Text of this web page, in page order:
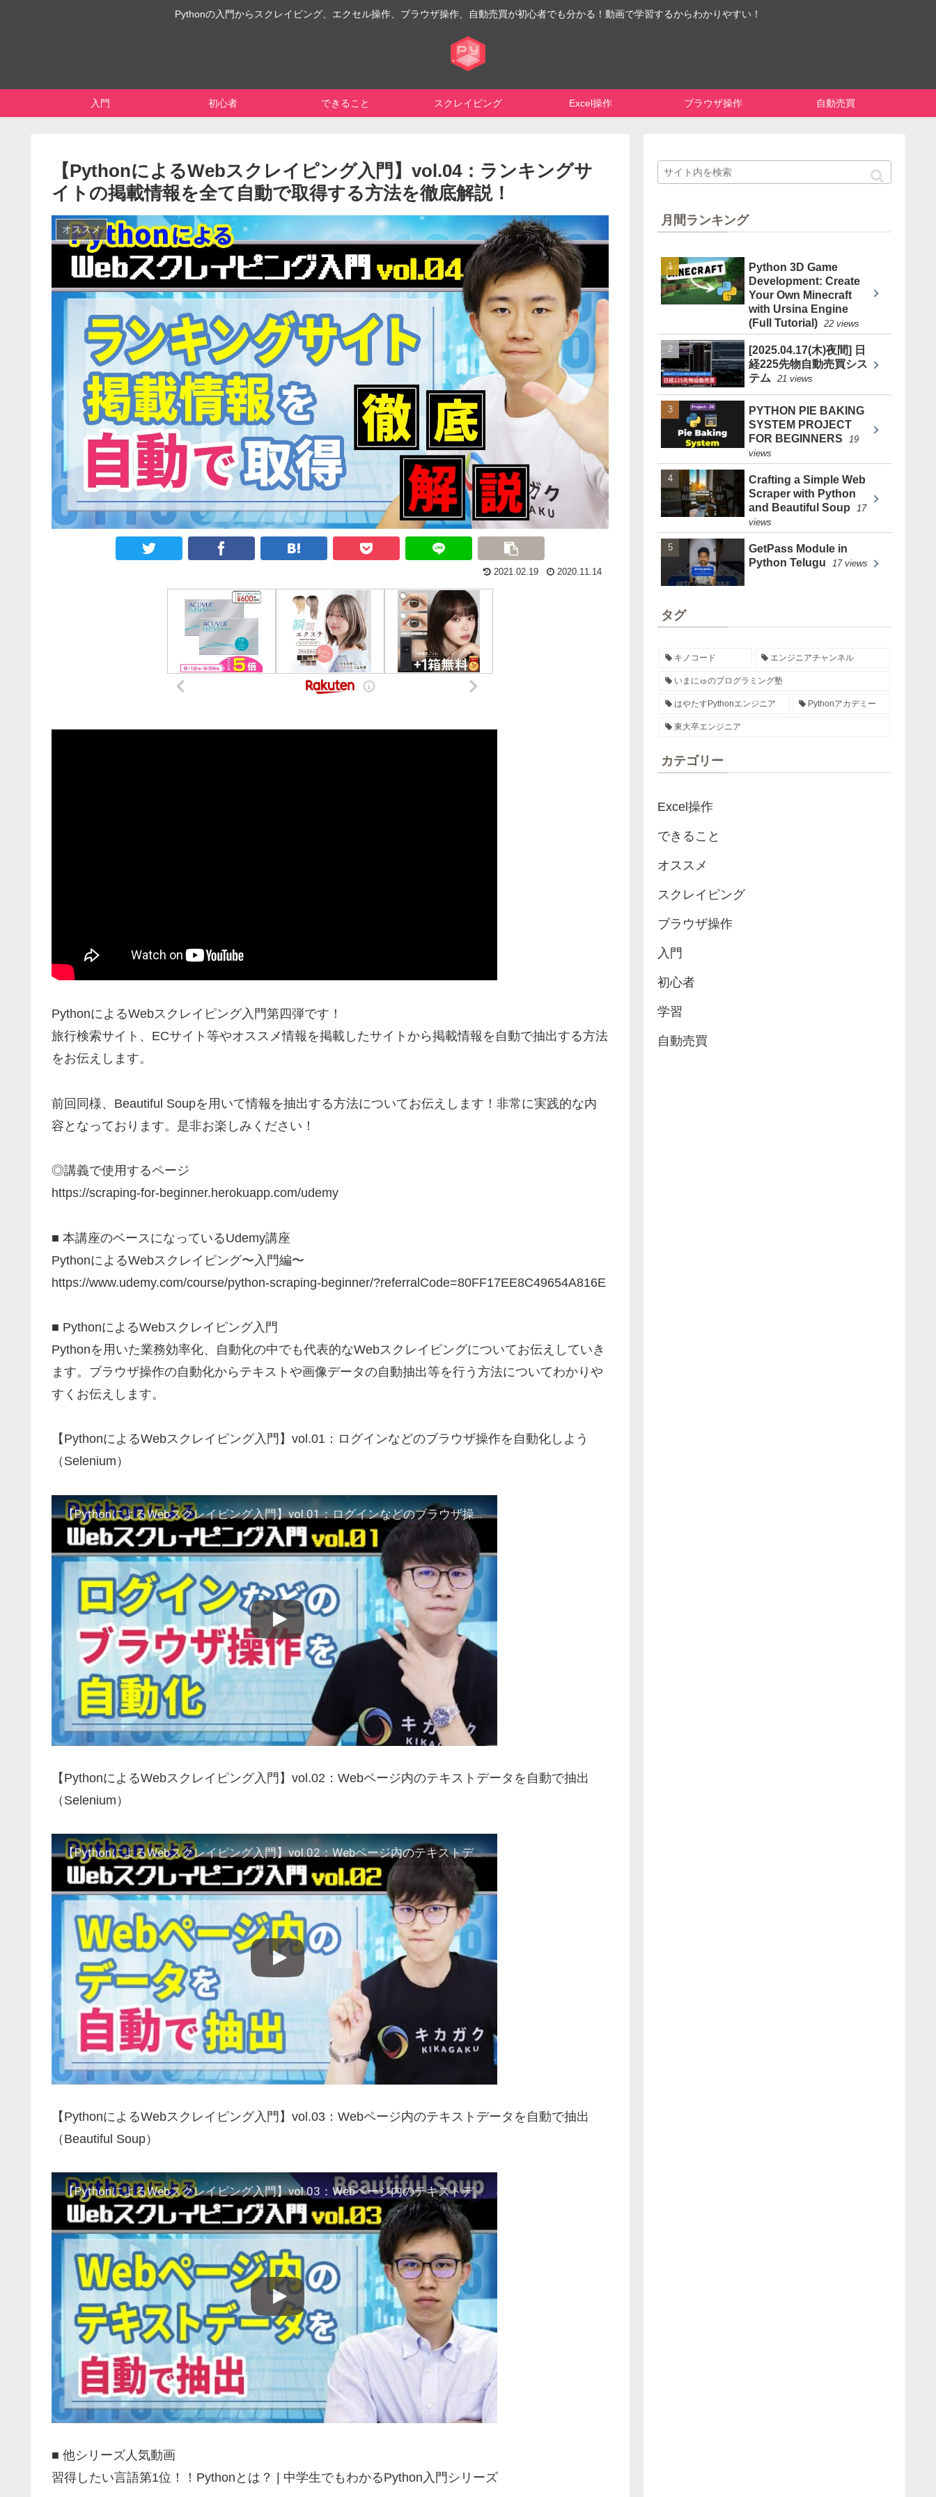
Pythonの入門からスクレイピング、エクセル操作、ブラウザ操作、自動売買が初心者でも分かる！動画で学習するからわかりやすい！
入門 初心者 できること スクレイピング Excel操作 ブラウザ操作 自動売買
【PythonによるWebスクレイピング入門】vol.04：ランキングサ
イトの掲載情報を全て自動で取得する方法を徹底解説！
オススメ
2021.02.19 2020.11.14
PythonによるWebスクレイピング入門第四弾です！
旅行検索サイト、ECサイト等やオススメ情報を掲載したサイトから掲載情報を自動で抽出する方法
をお伝えします。
前回同様、Beautiful Soupを用いて情報を抽出する方法についてお伝えします！非常に実践的な内
容となっております。是非お楽しみください！
◎講義で使用するページ
https://scraping-for-beginner.herokuapp.com/udemy
■ 本講座のベースになっているUdemy講座
PythonによるWebスクレイピング〜入門編〜
https://www.udemy.com/course/python-scraping-beginner/?referralCode=80FF17EE8C49654A816E
■ PythonによるWebスクレイピング入門
Pythonを用いた業務効率化、自動化の中でも代表的なWebスクレイピングについてお伝えしていき
ます。ブラウザ操作の自動化からテキストや画像データの自動抽出等を行う方法についてわかりや
すくお伝えします。
【PythonによるWebスクレイピング入門】vol.01：ログインなどのブラウザ操作を自動化しよう
（Selenium）
【PythonによるWebスクレイピング入門】vol.01：ログインなどのブラウザ操作を自動化しよう（Selenium）
【PythonによるWebスクレイピング入門】vol.02：Webページ内のテキストデータを自動で抽出
（Selenium）
【PythonによるWebスクレイピング入門】vol.02：Webページ内のテキストデータを自動で抽出（Selenium）
【PythonによるWebスクレイピング入門】vol.03：Webページ内のテキストデータを自動で抽出
（Beautiful Soup）
【PythonによるWebスクレイピング入門】vol.03：Webページ内のテキストデータを自動で抽出（Beautiful Soup）
■ 他シリーズ人気動画
習得したい言語第1位！！Pythonとは？ | 中学生でもわかるPython入門シリーズ
月間ランキング
Python 3D Game
Development: Create
Your Own Minecraft
with Ursina Engine
(Full Tutorial) 22 views
[2025.04.17(木)夜間] 日
経225先物自動売買シス
テム
21 views
PYTHON PIE BAKING
SYSTEM PROJECT
FOR BEGINNERS
19
views
Crafting a Simple Web
Scraper with Python
and Beautiful Soup
17
views
GetPass Module in
Python Telugu
17 views
タグ
キノコード エンジニアチャンネル
いまにゅのプログラミング塾
はやたすPythonエンジニア Pythonアカデミー
東大卒エンジニア
カテゴリー
Excel操作
できること
オススメ
スクレイピング
ブラウザ操作
入門
初心者
学習
自動売買